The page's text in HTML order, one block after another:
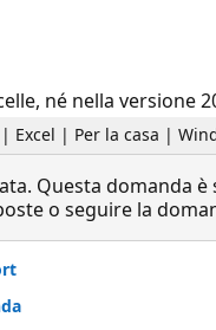
né nella versione
Excel | Per la casa |
Questa domanda
o seguire la